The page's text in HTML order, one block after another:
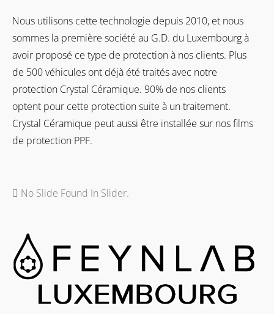
Nous utilisons cette technologie depuis 2010, et nous
sommes la première société au G.D. du Luxembourg à
avoir proposé ce type de protection à nos clients. Plus
de 500 véhicules ont déjà été traités avec notre
protection Crystal Céramique. 90% de nos clients
optent pour cette protection suite à un traitement.
Crystal Céramique peut aussi être installée sur nos films
de protection PPF.
No Slide Found In Slider.